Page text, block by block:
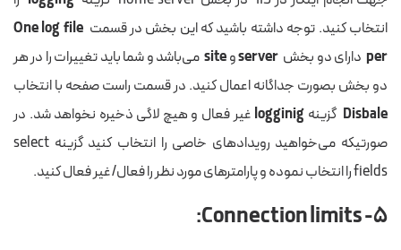
انتخاب کنید. توجه داشته باشید که این بخش در قسمتOne log file
per دارای دو بخش serverوsite می‌باشد و شما باید تغییرات را در هر
دو بخش بصورت جداگانه اعمال کنید. در قسمت راست صفحه با انتخاب
Disbale گزینه logginig غیر فعال و هیچ لاگی ذخیره نخواهد شد. در
صورتیکه می‌خواهید رویدادهای خاصی را انتخاب کنید گزینه select
fields را انتخاب نموده و پارامترهای مورد نظر را فعال/غیر فعال کنید.
۵- Connection limits: